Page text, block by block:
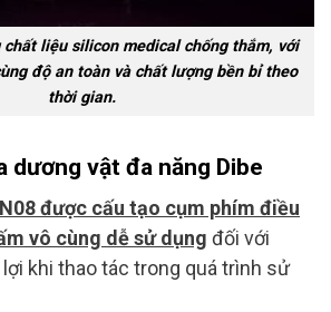
chất liệu silicon medical chống thắm, với
độ an toàn và chất lượng bền bỉ theo
thời gian.
dương vật đa năng Dibe
được cấu tạo cụm phím điều
vô cùng dễ sử dụng đối với
khi thao tác trong quá trình sử